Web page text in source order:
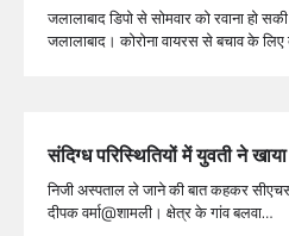
जलालाबाद डिपो से सोमवार को रवाना हो
जलालाबाद। कोरोना वायरस से बचाव के
संदिग्ध परिस्थितियों में युवती ने
निजी अस्पताल ले जाने की बात कहकर
दीपक वर्मा@शामली। क्षेत्र के गांव बलवा…